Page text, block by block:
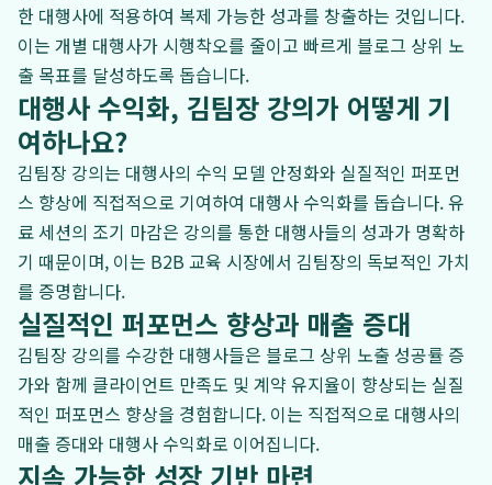
한 대행사에 적용하여 복제 가능한 성과를 창출하는 것입니다.
이는 개별 대행사가 시행착오를 줄이고 빠르게 블로그 상위 노
출 목표를 달성하도록 돕습니다.
대행사 수익화, 김팀장 강의가 어떻게 기
여하나요?
김팀장 강의는 대행사의 수익 모델 안정화와 실질적인 퍼포먼
스 향상에 직접적으로 기여하여 대행사 수익화를 돕습니다. 유
료 세션의 조기 마감은 강의를 통한 대행사들의 성과가 명확하
기 때문이며, 이는 B2B 교육 시장에서 김팀장의 독보적인 가치
를 증명합니다.
실질적인 퍼포먼스 향상과 매출 증대
김팀장 강의를 수강한 대행사들은 블로그 상위 노출 성공률 증
가와 함께 클라이언트 만족도 및 계약 유지율이 향상되는 실질
적인 퍼포먼스 향상을 경험합니다. 이는 직접적으로 대행사의
매출 증대와 대행사 수익화로 이어집니다.
지속 가능한 성장 기반 마련